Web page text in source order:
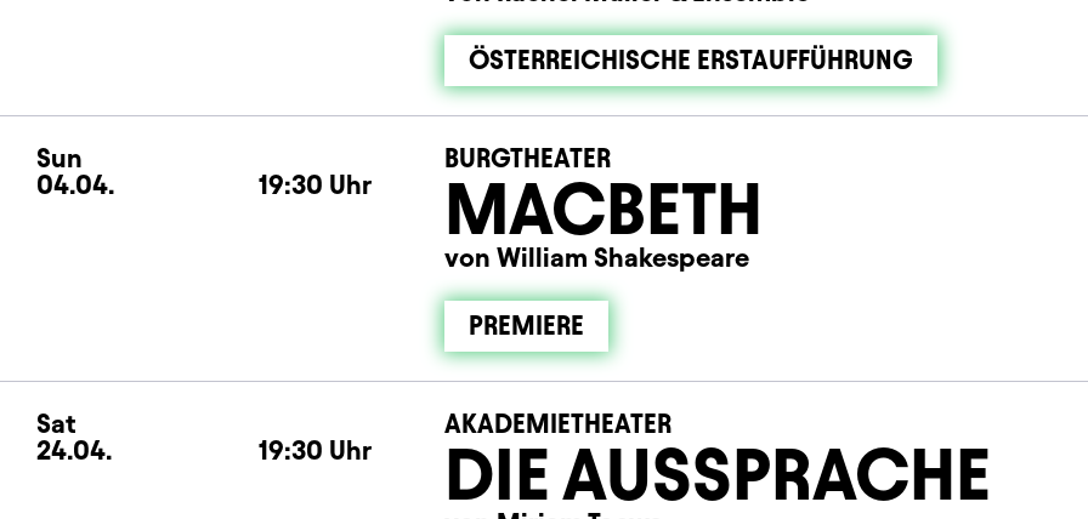
ÖSTERREICHISCHE ERSTAUFFÜHRUNG
Sun
04.04.
19:30 Uhr
BURGTHEATER
MACBETH
von William Shakespeare
PREMIERE
Sat
24.04.
19:30 Uhr
AKADEMIETHEATER
DIE AUSSPRACHE